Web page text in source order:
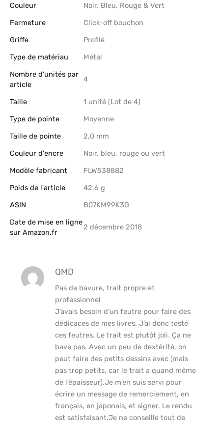
Couleur
‎Noir, Bleu, Rouge & Vert
Fermeture
‎Click-off bouchon
Griffe
‎Profilé
Type de matériau
‎Métal
Nombre d’unités par
article
‎4
Taille
‎1 unité (Lot de 4)
Type de pointe
‎Moyenne
Taille de pointe
‎2,0 mm
Couleur d'encre
‎Noir, bleu, rouge ou vert
Modèle fabricant
‎FLW538882
Poids de l'article
‎42,6 g
ASIN
B07KM99K3G
Date de mise en ligne
sur Amazon.fr
2 décembre 2018
QMD
Pas de bavure, trait propre et
professionnel
J’avais besoin d’un feutre pour faire des
dédicaces de mes livres. J’ai donc testé
ces feutres. Le trait est plutôt joli. Ça ne
bave pas. Avec un peu de dextérité, on
peut faire des petits dessins avec (mais
pas trop petits, car le trait a quand même
de l’épaisseur).Je m’en suis servi pour
écrire un message de remerciement, en
français, en japonais, et signer. Le rendu
est satisfaisant.Je ne conseille tout de